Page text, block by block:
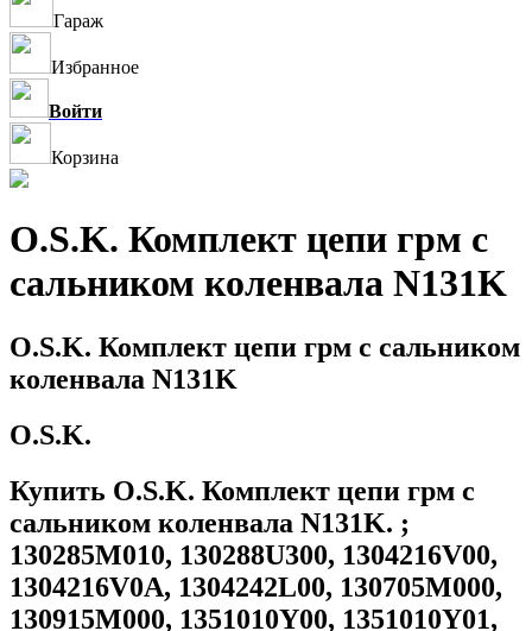
Гараж
Избранное
Войти
Корзина
O.S.K. Комплект цепи грм с
сальником коленвала N131K
O.S.K. Комплект цепи грм с сальником
коленвала N131K
O.S.K.
Купить O.S.K. Комплект цепи грм с
сальником коленвала N131K. ;
130285M010, 130288U300, 1304216V00,
1304216V0A, 1304242L00, 130705M000,
130915M000, 1351010Y00, 1351010Y01,